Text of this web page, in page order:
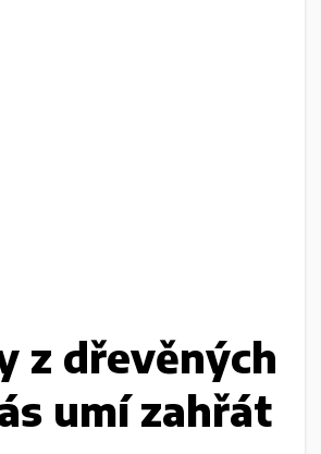
z dřevěných
umí zahřát